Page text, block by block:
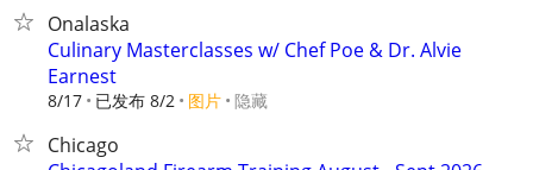
Onalaska
Culinary Masterclasses w/ Chef Poe & Dr. Alvie
Earnest
8/17 已发布 8/2 图片 隐藏
Chicago